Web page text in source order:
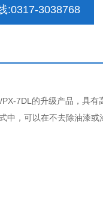
:0317-3038768
7DL的升级产品，具
，可以在不去除油漆或